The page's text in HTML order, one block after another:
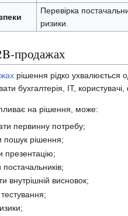
Перевірка
ризики.
продажах
рішення рідко ухвалюється
бухгалтерія, IT, користувачі,
на рішення, може:
первинну потребу;
пошук рішення;
презентацію;
постачальників;
внутрішній висновок;